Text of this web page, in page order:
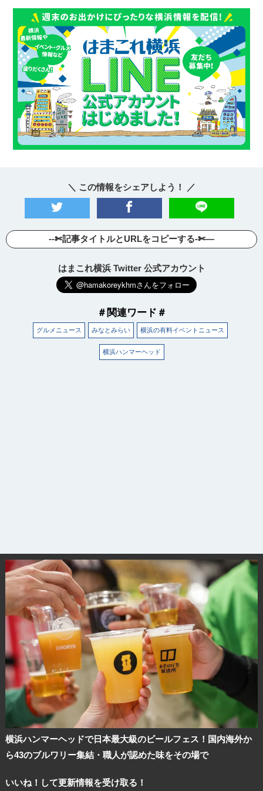
＼ この情報をシェアしよう！ ／
--✄記事タイトルとURLをコピーする-✄—
はまこれ横浜 Twitter 公式アカウント
＃関連ワード＃
グルメニュース みなとみらい 横浜の有料イベントニュース
横浜ハンマーヘッド
横浜ハンマーヘッドで日本最大級のビールフェス！国内海外か
ら43のブルワリー集結・職人が認めた味をその場で
いいね！して更新情報を受け取る！